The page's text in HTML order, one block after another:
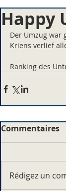
Happy
Der Umzug war
Kriens verlief
Ranking des
Commentaires
Rédigez un